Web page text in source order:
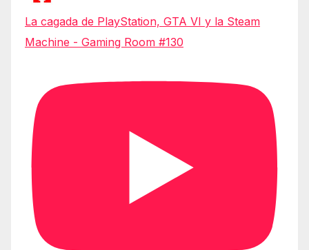
La cagada de PlayStation, GTA VI y la Steam
Machine - Gaming Room #130